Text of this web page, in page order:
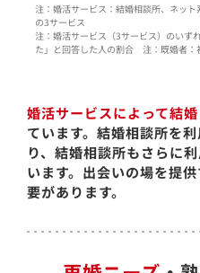
注：婚活サービス：結婚相談所、ネッ
の3サービス
注：婚活サービス（3サービス）のいず
た」と回答した人の割合 注：既婚者：
婚活サービスによって結
ています。結婚相談所を
り、結婚相談所もさらに
います。出会いの場を提
要があります。